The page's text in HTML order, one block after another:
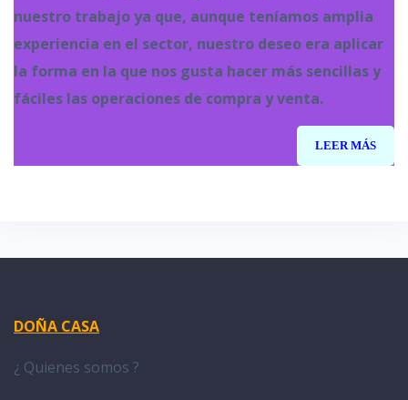
nuestro trabajo ya que, aunque teníamos amplia
experiencia en el sector, nuestro deseo era aplicar
la forma en la que nos gusta hacer más sencillas y
fáciles las operaciones de compra y venta.
LEER MÁS
DOÑA CASA
¿ Quienes somos ?